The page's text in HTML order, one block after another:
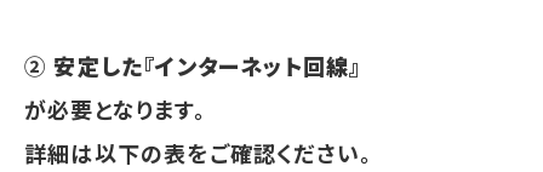
② 安定した『インターネット回線』
が必要となります。
詳細は以下の表をご確認ください。